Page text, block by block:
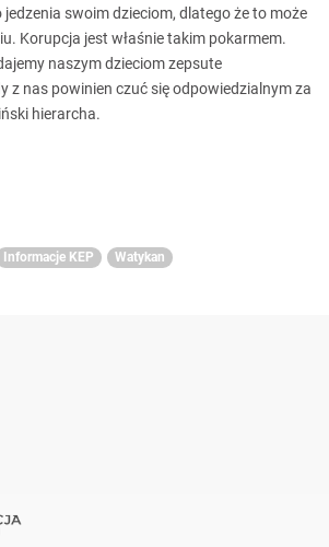
jedzenia swoim dzieciom, dlatego że to może
Korupcja jest właśnie takim pokarmem.
naszym dzieciom zepsute
z nas powinien czuć się odpowiedzialnym za
hierarcha.
Informacje KEP Watykan